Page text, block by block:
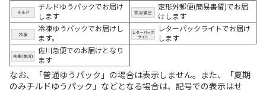
チルドゆうパックでお届け
します
定形外郵便(簡易書留)でお届
けします
冷凍ゆうパックでお届けし
ます。
レターパックライトでお届け
します
佐川急便でのお届けとなり
ます
なお、「普通ゆうパック」の場合は表示しません。また、「夏期
のみチルドゆうパック」などとなる場合は、記号での表示はせ